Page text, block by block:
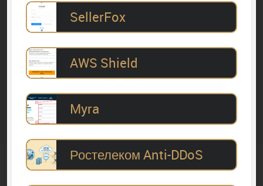
SellerFox
AWS Shield
Myra
Ростелеком Anti-DDoS